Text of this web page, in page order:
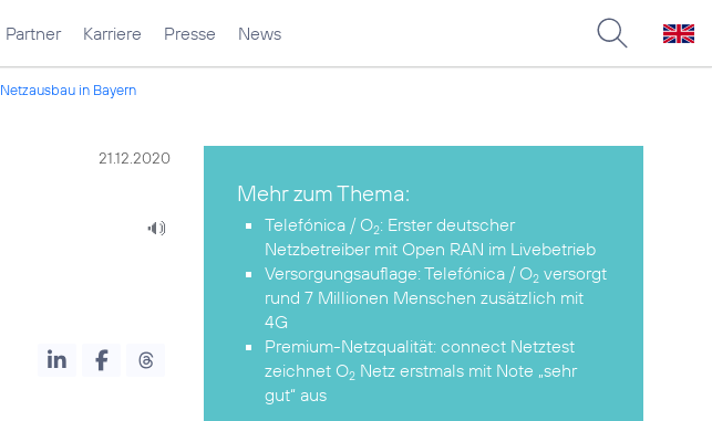
Partner Karriere Presse News
Netzausbau in Bayern
21.12.2020
Mehr zum Thema:
Telefónica / O2: Erster deutscher
Netzbetreiber mit Open RAN im Livebetrieb
Versorgungsauflage: Telefónica / O2 versorgt
rund 7 Millionen Menschen zusätzlich mit
4G
Premium-Netzqualität: connect Netztest
zeichnet O2 Netz erstmals mit Note „sehr
gut“ aus